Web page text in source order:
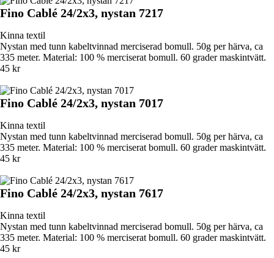
Fino Cablé 24/2x3, nystan 7217
Kinna textil
Nystan med tunn kabeltvinnad merciserad bomull. 50g per härva, ca
335 meter. Material: 100 % merciserat bomull. 60 grader maskintvätt.
45 kr
Fino Cablé 24/2x3, nystan 7017
Kinna textil
Nystan med tunn kabeltvinnad merciserad bomull. 50g per härva, ca
335 meter. Material: 100 % merciserat bomull. 60 grader maskintvätt.
45 kr
Fino Cablé 24/2x3, nystan 7617
Kinna textil
Nystan med tunn kabeltvinnad merciserad bomull. 50g per härva, ca
335 meter. Material: 100 % merciserat bomull. 60 grader maskintvätt.
45 kr